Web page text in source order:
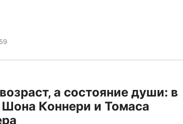
а состояние души: в
Шона Коннери и Томаса